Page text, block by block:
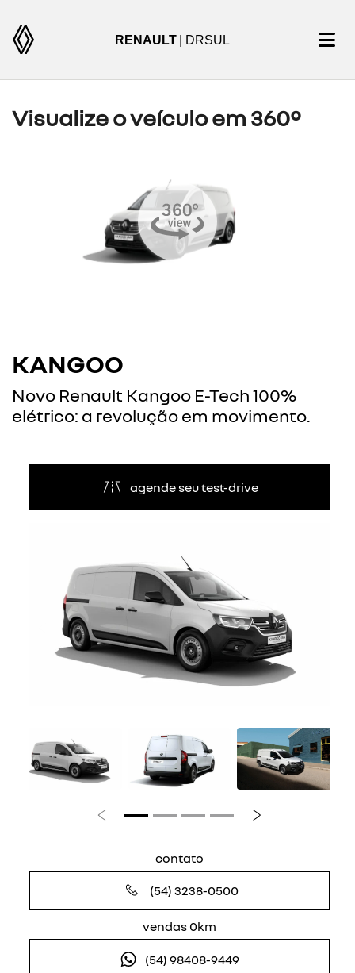
RENAULT | DRSUL
Visualize o veículo em 360°
KANGOO
Novo Renault Kangoo E-Tech 100%
elétrico: a revolução em movimento.
agende seu test-drive
Anterior
Anterior Próximo
contato
(54) 3238-0500
vendas 0km
(54) 98408-9449